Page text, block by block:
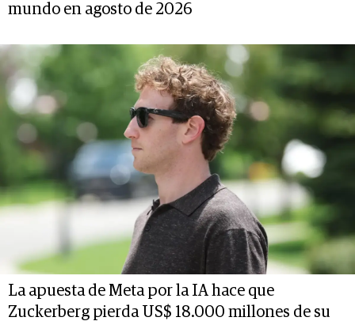
mundo en agosto de 2026
La apuesta de Meta por la IA hace que
Zuckerberg pierda US$ 18.000 millones de su